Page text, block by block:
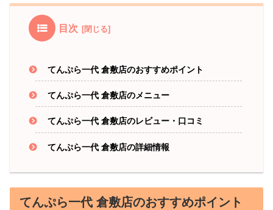
目次
てんぷら一代 倉敷店のおすすめポイント
てんぷら一代 倉敷店のメニュー
てんぷら一代 倉敷店のレビュー・口コミ
てんぷら一代 倉敷店の詳細情報
てんぷら一代 倉敷店のおすすめポイント